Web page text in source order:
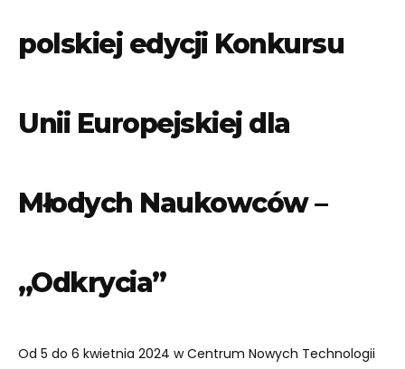
polskiej edycji Konkursu
Unii Europejskiej dla
Młodych Naukowców –
,,Odkrycia”
Od 5 do 6 kwietnia 2024 w Centrum Nowych Technologii